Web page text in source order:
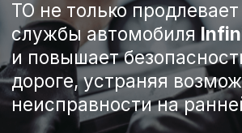
Записаться на сервис